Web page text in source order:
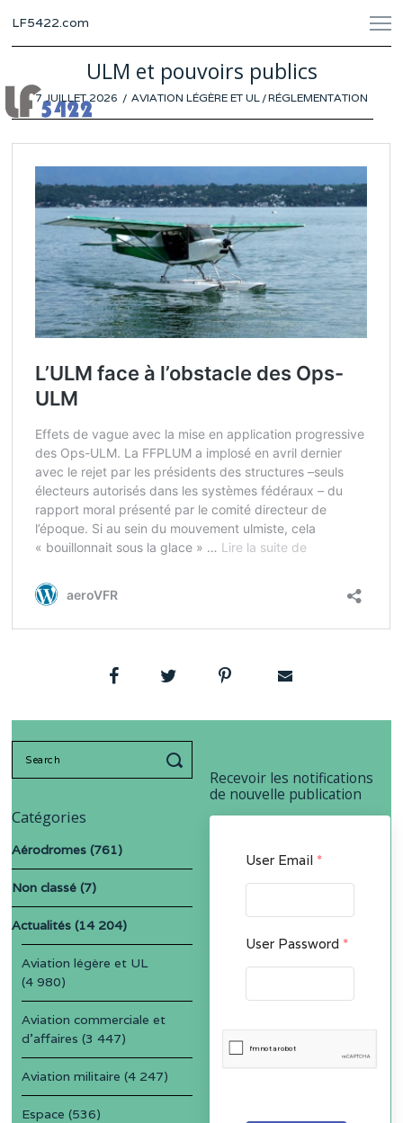
LF5422.com
ULM et pouvoirs publics
POSTED
ON
7 JUILLET 2026 28AVIATION LÉGÈRE ET UL /RÉGLEMENTATION
Recevoir les notifications
de nouvelle publication
User Email *
User Password *
Catégories
Aérodromes (761)
Non classé (7)
Actualités (14 204)
Aviation légère et UL
(4 980)
Aviation commerciale et
d'affaires (3 447)
Aviation militaire (4 247)
Espace (536)